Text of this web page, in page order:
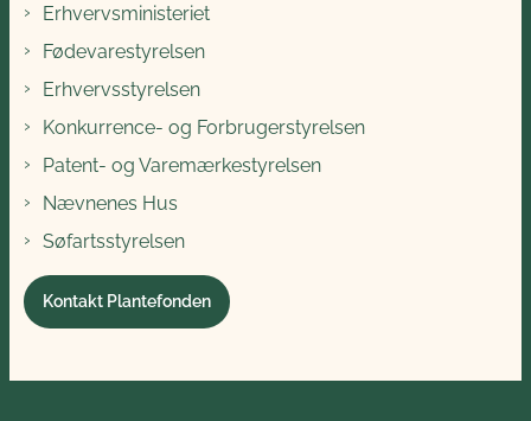
Erhvervsministeriet
Fødevarestyrelsen
Erhvervsstyrelsen
Konkurrence- og Forbrugerstyrelsen
Patent- og Varemærkestyrelsen
Nævnenes Hus
Søfartsstyrelsen
Kontakt Plantefonden